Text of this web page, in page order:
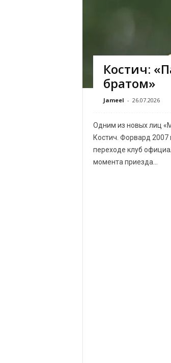
а
Костич:
братом»
Jameel - 26.07.2026
Одним из новых лиц
Костич. Форвард 2007
переходе клуб
момента приезда...